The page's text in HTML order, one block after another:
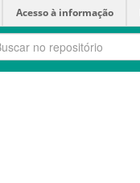
Acesso à informação